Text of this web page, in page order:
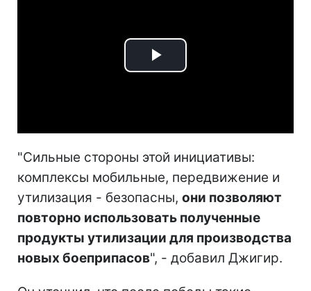
Play
"Сильные стороны этой инициативы:
комплексы мобильные, передвижение и
утилизация - безопасны, они позволяют
повторно использовать полученные
продукты утилизации для производства
новых боеприпасов", - добавил Джигир.